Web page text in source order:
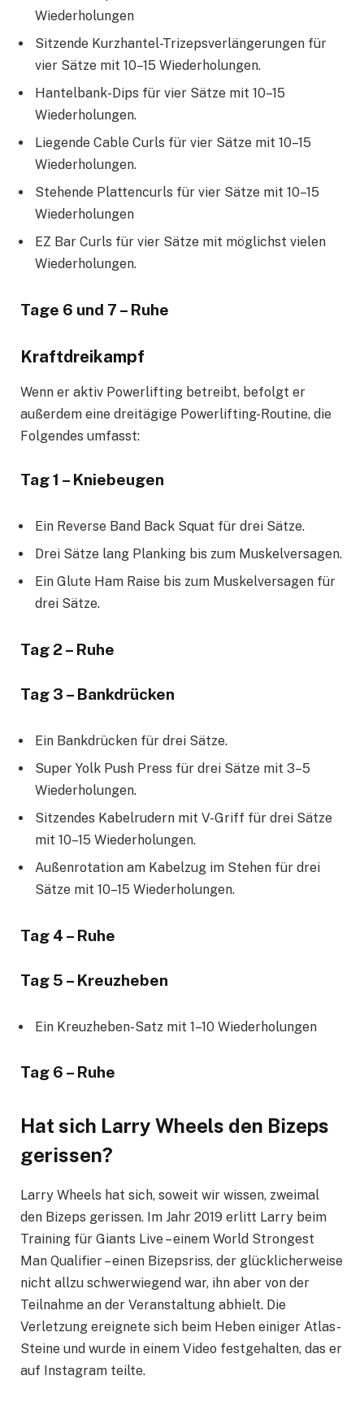
Wiederholungen
Sitzende Kurzhantel-Trizepsverlängerungen für
vier Sätze mit 10–15 Wiederholungen.
Hantelbank-Dips für vier Sätze mit 10–15
Wiederholungen.
Liegende Cable Curls für vier Sätze mit 10–15
Wiederholungen.
Stehende Plattencurls für vier Sätze mit 10–15
Wiederholungen
EZ Bar Curls für vier Sätze mit möglichst vielen
Wiederholungen.
Tage 6 und 7 – Ruhe
Kraftdreikampf
Wenn er aktiv Powerlifting betreibt, befolgt er
außerdem eine dreitägige Powerlifting-Routine, die
Folgendes umfasst:
Tag 1 – Kniebeugen
Ein Reverse Band Back Squat für drei Sätze.
Drei Sätze lang Planking bis zum Muskelversagen.
Ein Glute Ham Raise bis zum Muskelversagen für
drei Sätze.
Tag 2 – Ruhe
Tag 3 – Bankdrücken
Ein Bankdrücken für drei Sätze.
Super Yolk Push Press für drei Sätze mit 3–5
Wiederholungen.
Sitzendes Kabelrudern mit V-Griff für drei Sätze
mit 10–15 Wiederholungen.
Außenrotation am Kabelzug im Stehen für drei
Sätze mit 10–15 Wiederholungen.
Tag 4 – Ruhe
Tag 5 – Kreuzheben
Ein Kreuzheben-Satz mit 1–10 Wiederholungen
Tag 6 – Ruhe
Hat sich Larry Wheels den Bizeps
gerissen?
Larry Wheels hat sich, soweit wir wissen, zweimal
den Bizeps gerissen. Im Jahr 2019 erlitt Larry beim
Training für Giants Live – einem World Strongest
Man Qualifier – einen Bizepsriss, der glücklicherweise
nicht allzu schwerwiegend war, ihn aber von der
Teilnahme an der Veranstaltung abhielt. Die
Verletzung ereignete sich beim Heben einiger Atlas-
Steine ​​und wurde in einem Video festgehalten, das er
auf Instagram teilte.